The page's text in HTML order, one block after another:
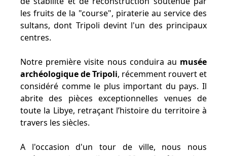
les fruits de la "course", piraterie au service des
sultans, dont Tripoli devint l'un des principaux
centres.
Notre première visite nous conduira au musée
archéologique de Tripoli, récemment rouvert et
considéré comme le plus important du pays. Il
abrite des pièces exceptionnelles venues de
toute la Libye, retraçant l’histoire du territoire à
travers les siècles.
A l'occasion d'un tour de ville, nous nous